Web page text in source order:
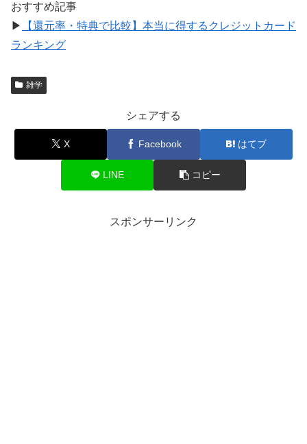
おすすめ記事
▶
【還元率・特典で比較】本当に得するクレジットカード
ランキング
雑学
シェアする
X Facebook はてブ
LINE コピー
スポンサーリンク